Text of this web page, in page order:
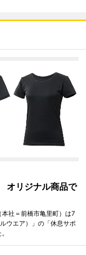
オリジナル商品で
社＝前橋市亀里町）は7
ウエア）」の「休息サポ